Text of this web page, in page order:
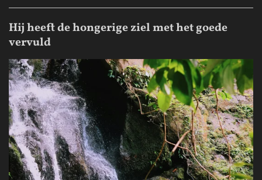
Hij heeft de hongerige ziel met het goede
vervuld